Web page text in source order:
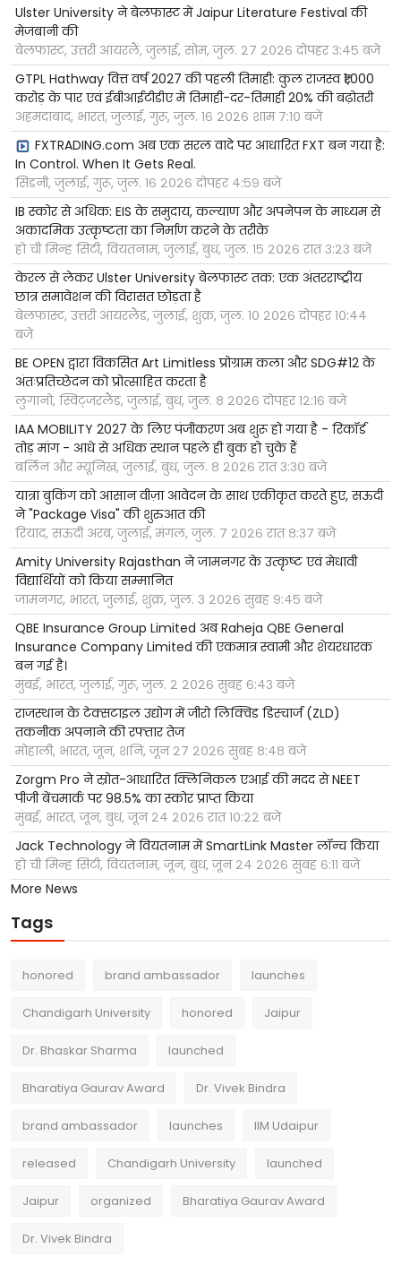
Ulster University ने बेलफास्ट में Jaipur Literature Festival की
मेजबानी की
बेलफास्ट, उत्तरी आयरलैं, जुलाई, सोम, जुल. २७ २०२६ दोपहर ३:४५ बजे
GTPL Hathway वित्त वर्ष 2027 की पहली तिमाही: कुल राजस्व ₹1,000
करोड़ के पार एवं ईबीआईटीडीए में तिमाही-दर-तिमाही 20% की बढ़ोतरी
अहमदाबाद, भारत, जुलाई, गुरू, जुल. १६ २०२६ शाम ७:१० बजे
FXTRADING.com अब एक सरल वादे पर आधारित FXT बन गया है:
In Control. When It Gets Real.
सिडनी, जुलाई, गुरू, जुल. १६ २०२६ दोपहर ४:५९ बजे
IB स्कोर से अधिक: EIS के समुदाय, कल्याण और अपनेपन के माध्यम से
अकादमिक उत्कृष्टता का निर्माण करने के तरीके
हो ची मिन्ह सिटी, वियतनाम, जुलाई, बुध, जुल. १५ २०२६ रात ३:२३ बजे
केरल से लेकर Ulster University बेलफास्ट तक: एक अंतरराष्ट्रीय
छात्र समावेशन की विरासत छोड़ता है
बेलफास्ट, उत्तरी आयरलैंड, जुलाई, शुक्र, जुल. १० २०२६ दोपहर १०:४४
बजे
BE OPEN द्वारा विकसित Art Limitless प्रोग्राम कला और SDG#12 के
अंतःप्रतिच्छेदन को प्रोत्साहित करता है
लुगानो, स्विट्जरलैंड, जुलाई, बुध, जुल. ८ २०२६ दोपहर १२:१६ बजे
IAA MOBILITY 2027 के लिए पंजीकरण अब शुरू हो गया है - रिकॉर्ड
तोड़ मांग - आधे से अधिक स्थान पहले ही बुक हो चुके हैं
बर्लिन और म्यूनिख, जुलाई, बुध, जुल. ८ २०२६ रात ३:३० बजे
यात्रा बुकिंग को आसान वीज़ा आवेदन के साथ एकीकृत करते हुए, सऊदी
ने "Package Visa" की शुरुआत की
रियाद, सऊदी अरब, जुलाई, मंगल, जुल. ७ २०२६ रात ८:३७ बजे
Amity University Rajasthan ने जामनगर के उत्कृष्ट एवं मेधावी
विद्यार्थियों को किया सम्मानित
जामनगर, भारत, जुलाई, शुक्र, जुल. ३ २०२६ सुबह ९:४५ बजे
QBE Insurance Group Limited अब Raheja QBE General
Insurance Company Limited की एकमात्र स्वामी और शेयरधारक
बन गई है।
मुंबई, भारत, जुलाई, गुरू, जुल. २ २०२६ सुबह ६:४३ बजे
राजस्थान के टेक्सटाइल उद्योग में जीरो लिक्विड डिस्चार्ज (ZLD)
तकनीक अपनाने की रफ्तार तेज
मोहाली, भारत, जून, शनि, जून २७ २०२६ सुबह ८:४८ बजे
Zorgm Pro ने स्रोत-आधारित क्लिनिकल एआई की मदद से NEET
पीजी बेंचमार्क पर 98.5% का स्कोर प्राप्त किया
मुंबई, भारत, जून, बुध, जून २४ २०२६ रात १०:२२ बजे
Jack Technology ने वियतनाम में SmartLink Master लॉन्च किया
हो ची मिन्ह सिटी, वियतनाम, जून, बुध, जून २४ २०२६ सुबह ६:११ बजे
More News
Tags
honored brand ambassador launches
Chandigarh University honored Jaipur
Dr. Bhaskar Sharma launched
Bharatiya Gaurav Award Dr. Vivek Bindra
brand ambassador launches IIM Udaipur
released Chandigarh University launched
Jaipur organized Bharatiya Gaurav Award
Dr. Vivek Bindra